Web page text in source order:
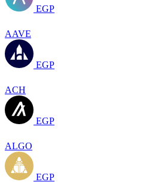
EGP
AAVE
EGP
ACH
EGP
ALGO
EGP